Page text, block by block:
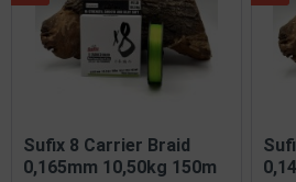
Sufix 8 Carrier Braid
0,165mm 10,50kg 150m